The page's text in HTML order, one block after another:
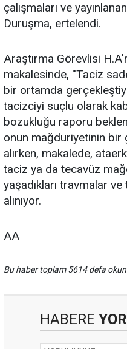
çalışmaları ve
Duruşma, ertelendi.
Araştırma Görevlisi
makalesinde, ''Taciz
bir ortamda
tacizciyi suçlu olarak
bozukluğu raporu
onun mağduriyetinin bir
alırken, makalede,
taciz ya da tecavüz
yaşadıkları travmalar
alınıyor.
AA
Bu haber toplam 5614 defa
HABERE